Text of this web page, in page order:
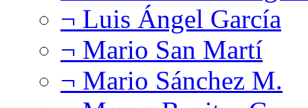
¬ Luis Ángel García
¬ Mario San Martí
¬ Mario Sánchez M.